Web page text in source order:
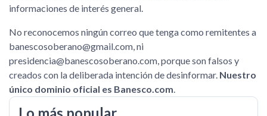
informaciones de interés general.
No reconocemos ningún correo que tenga como remitentes a
banescosoberano@gmail.com, ni
presidencia@banescosoberano.com, porque son falsos y
creados con la deliberada intención de desinformar. Nuestro
único dominio oficial es Banesco.com
Lo más popular